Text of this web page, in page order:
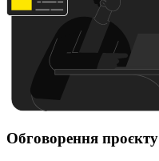
Обговорення проєкту